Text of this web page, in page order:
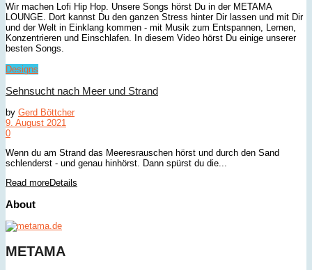
Wir machen Lofi Hip Hop. Unsere Songs hörst Du in der METAMA
LOUNGE. Dort kannst Du den ganzen Stress hinter Dir lassen und mit Dir
und der Welt in Einklang kommen - mit Musik zum Entspannen, Lernen,
Konzentrieren und Einschlafen. In diesem Video hörst Du einige unserer
besten Songs.
Designs
Sehnsucht nach Meer und Strand
by Gerd Böttcher
9. August 2021
0
Wenn du am Strand das Meeresrauschen hörst und durch den Sand
schlenderst - und genau hinhörst. Dann spürst du die...
Read moreDetails
About
METAMA